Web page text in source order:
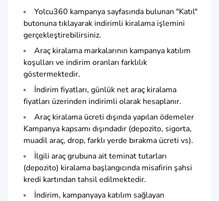
Yolcu360 kampanya sayfasında bulunan "Katıl"
butonuna tıklayarak indirimli kiralama işlemini
gerçekleştirebilirsiniz.
Araç kiralama markalarının kampanya katılım
koşulları ve indirim oranları farklılık
göstermektedir.
İndirim fiyatları, günlük net araç kiralama
fiyatları üzerinden indirimli olarak hesaplanır.
Araç kiralama ücreti dışında yapılan ödemeler
Kampanya kapsamı dışındadır (depozito, sigorta,
muadil araç, drop, farklı yerde bırakma ücreti vs).
İlgili araç grubuna ait teminat tutarları
(depozito) kiralama başlangıcında misafirin şahsi
kredi kartından tahsil edilmektedir.
İndirim, kampanyaya katılım sağlayan